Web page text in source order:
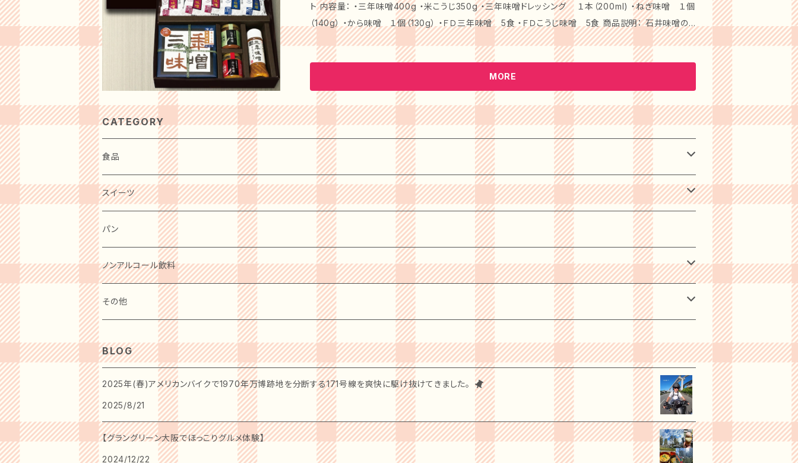
メッセージを込めて、大切な方に喜ばれるプレゼントとしてお選びいただけます。 ぜひ、「石井味噌」の蔵
元自慢の味噌＋こだわり出汁セットをお試しください！あなたの大切な瞬間に、特別な味わいを添える
お手伝いをいたします！
ト 内容量： ・三年味噌400g ・米こうじ350g ・三年味噌ドレッシング １本（200ml) ・ねぎ味噌 １個
（140g） ・から味噌 １個（130g） ・ＦＤ三年味噌 5食 ・ＦＤこうじ味噌 5食 商品説明： 石井味噌の
人気商品三年味噌・米こうじ味噌に三年味噌ドレッシング・ねぎ味噌から味噌・ＦＤ三年味噌・ＦＤこうじ
味噌をセットにした。豪華なセットです。 【商品詳細】 「石井味噌」の特選ギフトセットは、伝統的な製法で
作られた風味豊かな味噌を詰合せた特別なギフトです。贈られた方に喜ばれる、上質な味わいをお楽し
みいただけます。 【特別なシーンを演出します！】 このギフトセットは、記念日やお祝いの場にぴったりで
す。特別な素材と手間を惜しまない製法が生み出す味噌は、贈り物やお礼の品として大変喜ばれます。ま
るで高級料亭の味わいを家庭でも堪能できる、一品です。 【安心して楽しめる！】 無添加で心に優しい素
材を使用していますので、健康を気にされる方でも安心してお楽しみいただけます。お料理の隠し味や、
毎日の食卓で、豊かな風味を加えてくれることでしょう。 【ギフトに最適！】 贈り物に最適な詰合せで、送
料無料でお届けいたします。感謝の気持ちやお祝いのメッセージを込めて、大切な方に心温まるプレゼン
トとしてお選びいただけます。 ぜひ、「石井味噌」の特選ギフトセットをお試しください！あなたの大切な
瞬間に、素晴らしい味わいを加えるお手伝いをいたします！
MORE
CATEGORY
食品
肉・肉加工品
惣菜・レトルト・冷凍
麺類
卵・チーズ・乳製品
水産物・水産加工品
スイーツ
洋菓子
ケーキ
クッキー
アイスクリーム
ゼリー・ジュレ・コンポート
和菓子
パン
ノンアルコール飲料
ビール
水・ソフトドリンク
その他
BLOG
2025年(春)アメリカンバイクで1970年万博跡地を分断する171号線を爽快に駆け抜けてきました。
2025/8/21
【グラングリーン大阪でほっこりグルメ体験】
2024/12/22